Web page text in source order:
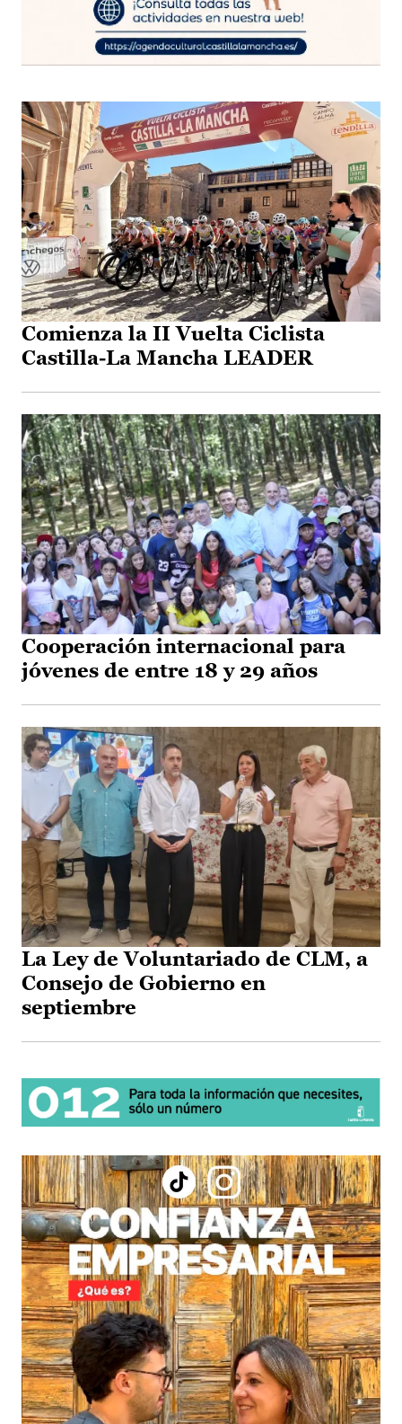
Comienza la II Vuelta Ciclista
Castilla-La Mancha LEADER
Cooperación internacional para
jóvenes de entre 18 y 29 años
La Ley de Voluntariado de CLM, a
Consejo de Gobierno en
septiembre